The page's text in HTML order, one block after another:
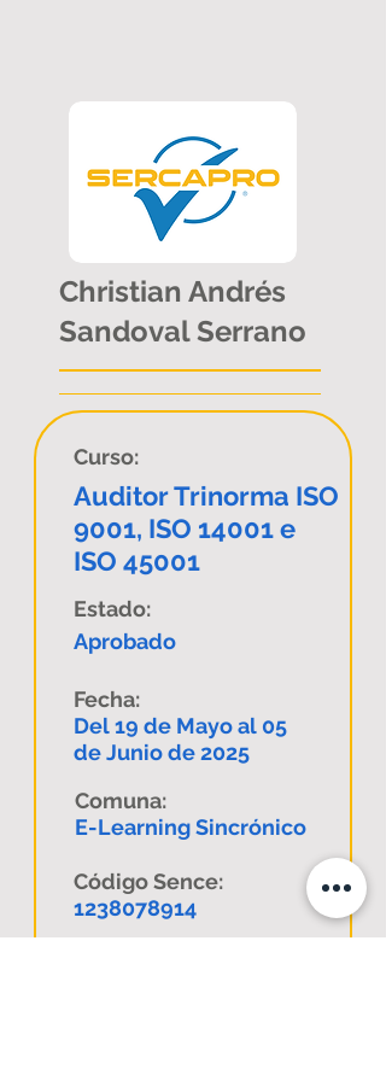
Christian Andrés
Sandoval Serrano
Curso:
Auditor Trinorma ISO
9001, ISO 14001 e
ISO 45001
Estado:
Aprobado
Fecha:
Del 19 de Mayo al 05
de Junio de 2025
Comuna:
E-Learning Sincrónico
Código Sence:
1238078914